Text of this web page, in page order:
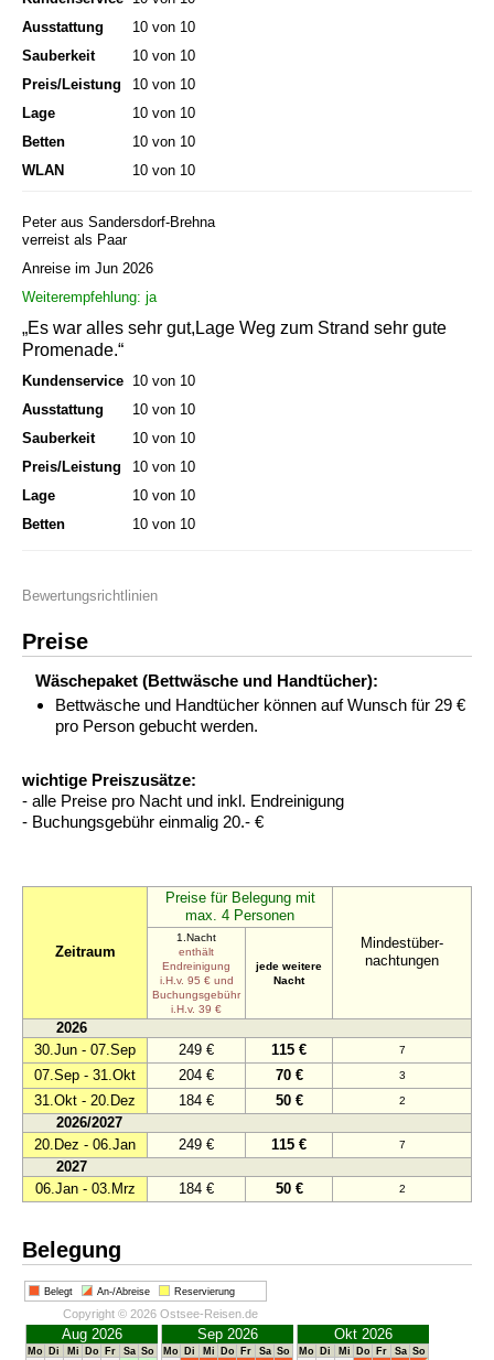
Ausstattung
10 von 10
Sauberkeit
10 von 10
Preis/Leistung
10 von 10
Lage
10 von 10
Betten
10 von 10
WLAN
10 von 10
Peter aus Sandersdorf-Brehna
verreist als Paar
Anreise im Jun 2026
Weiterempfehlung: ja
„Es war alles sehr gut,Lage Weg zum Strand sehr gute
Promenade.“
Kundenservice 10 von 10
Ausstattung
10 von 10
Sauberkeit
10 von 10
Preis/Leistung
10 von 10
Lage
10 von 10
Betten
10 von 10
Bewertungsrichtlinien
Preise
Wäschepaket (Bettwäsche und Handtücher):
Bettwäsche und Handtücher können auf Wunsch für 29 €
pro Person gebucht werden.
wichtige Preiszusätze:
- alle Preise pro Nacht und inkl. Endreinigung
- Buchungsgebühr einmalig 20.- €
Zeitraum
Preise für Belegung mit
max. 4 Personen
Mindestüber-
nachtungen
1.Nacht
enthält
Endreinigung
i.H.v. 95 € und
Buchungsgebühr
i.H.v. 39 €
jede weitere
Nacht
2026
30.Jun - 07.Sep
249 € 115 € 7
07.Sep - 31.Okt 204 € 70 € 3
31.Okt - 20.Dez 184 € 50 € 2
2026/2027
20.Dez - 06.Jan
249 € 115 € 7
2027
06.Jan - 03.Mrz
184 € 50 € 2
Belegung
Belegt An-/Abreise Reservierung
Copyright © 2026 Ostsee-Reisen.de
Aug 2026
Mo Di Mi Do Fr Sa So
Sep 2026
Mo Di Mi Do Fr Sa So
Okt 2026
Mo Di Mi Do Fr Sa So